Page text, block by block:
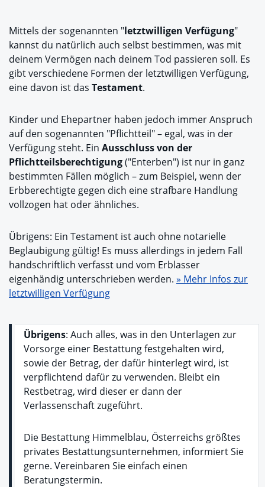
Mittels der sogenannten "letztwilligen Verfügung"
kannst du natürlich auch selbst bestimmen, was mit
deinem Vermögen nach deinem Tod passieren soll. Es
gibt verschiedene Formen der letztwilligen Verfügung,
eine davon ist das Testament.
Kinder und Ehepartner haben jedoch immer Anspruch
auf den sogenannten "Pflichtteil" – egal, was in der
Verfügung steht. Ein Ausschluss von der
Pflichtteilsberechtigung("Enterben") ist nur in ganz
bestimmten Fällen möglich – zum Beispiel, wenn der
Erbberechtigte gegen dich eine strafbare Handlung
vollzogen hat oder ähnliches.
Übrigens: Ein Testament ist auch ohne notarielle
Beglaubigung gültig! Es muss allerdings in jedem Fall
handschriftlich verfasst und vom Erblasser
eigenhändig unterschrieben werden. » Mehr Infos zur
letztwilligen Verfügung
Übrigens: Auch alles, was in den Unterlagen zur
Vorsorge einer Bestattung festgehalten wird,
sowie der Betrag, der dafür hinterlegt wird, ist
verpflichtend dafür zu verwenden. Bleibt ein
Restbetrag, wird dieser er dann der
Verlassenschaft zugeführt.
Die Bestattung Himmelblau, Österreichs größtes
privates Bestattungsunternehmen, informiert Sie
gerne. Vereinbaren Sie einfach einen
Beratungstermin.